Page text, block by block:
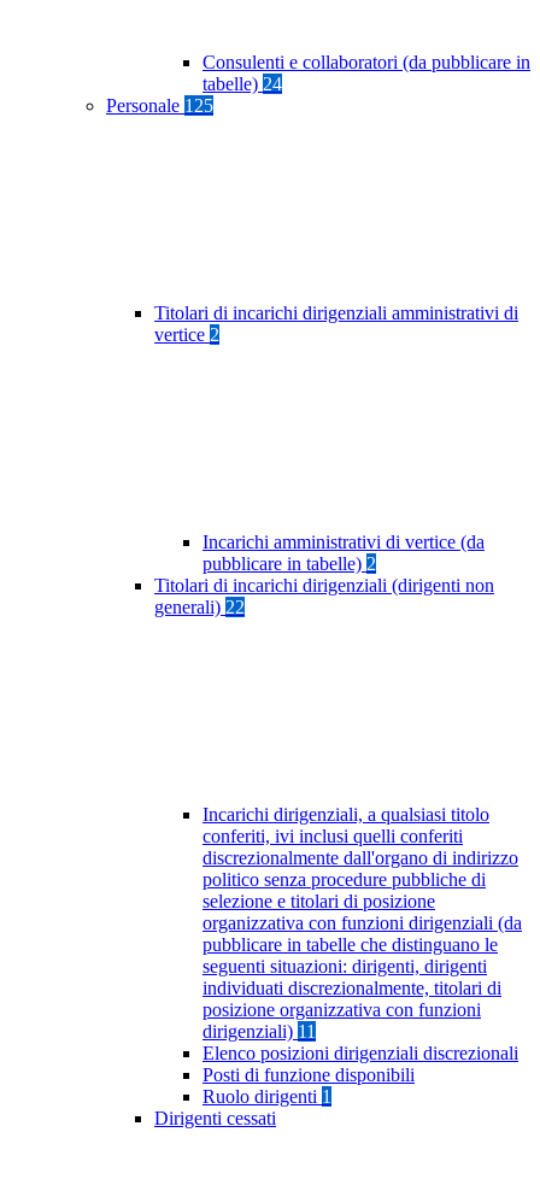
Consulenti e collaboratori (da pubblicare in
tabelle) 24
Personale 125
Titolari di incarichi dirigenziali amministrativi di
vertice 2
Incarichi amministrativi di vertice (da
pubblicare in tabelle) 2
Titolari di incarichi dirigenziali (dirigenti non
generali) 22
Incarichi dirigenziali, a qualsiasi titolo
conferiti, ivi inclusi quelli conferiti
discrezionalmente dall'organo di indirizzo
politico senza procedure pubbliche di
selezione e titolari di posizione
organizzativa con funzioni dirigenziali (da
pubblicare in tabelle che distinguano le
seguenti situazioni: dirigenti, dirigenti
individuati discrezionalmente, titolari di
posizione organizzativa con funzioni
dirigenziali) 11
Elenco posizioni dirigenziali discrezionali
Posti di funzione disponibili
Ruolo dirigenti 1
Dirigenti cessati